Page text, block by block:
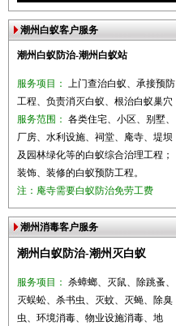
潮州白蚁客户服务
潮州白蚁防治-潮州白蚁站
服务项目： 上门查治白蚁、承接预防
工程、负责消灭白蚁、根治白蚁巢穴
服务范围： 各类住宅、小区、别墅、
厂房、水利设施、祠堂、庵寺、堤坝
及园林绿化等的白蚁综合治理工程；
装饰、装修的白蚁预防工程。
注：庵寺需要白蚁防治免劳工费
潮州消毒客户服务
潮州白蚁防治-潮州灭白蚁
服务项目： 杀蟑螂、灭鼠、除跳蚤、
灭蜈蚣、杀书虫、灭蚊、灭蝇、除臭
虫、环境消毒、物业设施消毒、地